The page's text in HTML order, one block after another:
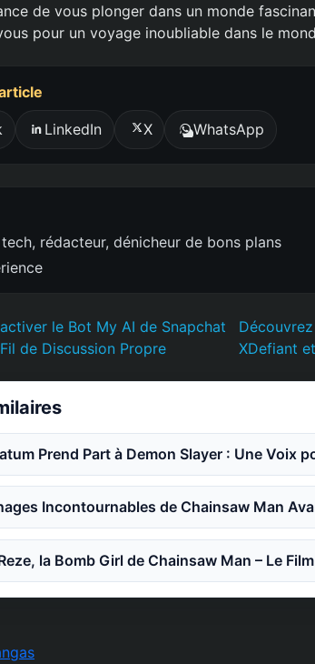
de vous plonger dans un monde
pour un voyage inoubliable dans le
LinkedIn X WhatsApp
rédacteur, dénicheur de bons plans
le Bot My AI de Snapchat
de Discussion Propre
XDefiant
Prend Part à Demon Slayer : Une Voix
Incontournables de Chainsaw Man
la Bomb Girl de Chainsaw Man – Le Film